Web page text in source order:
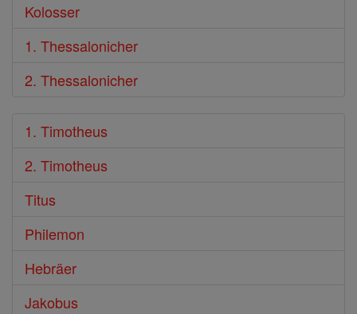
Kolosser
1. Thessalonicher
2. Thessalonicher
1. Timotheus
2. Timotheus
Titus
Philemon
Hebräer
Jakobus